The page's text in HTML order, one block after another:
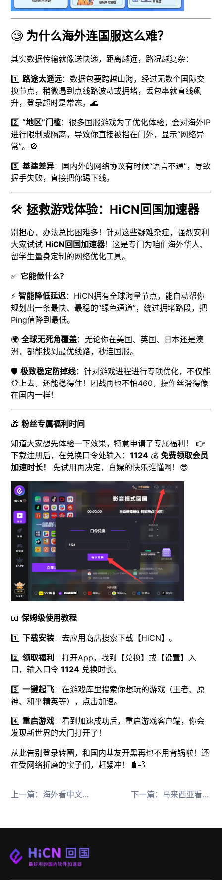
🧐 为什么海外连国服这么难？
其实数据传输就像送快递，距离越远，路况越复杂：
1️⃣路途太遥远：数据包要跨越山海，经过无数个国际交
换节点，稍微遇到点线路波动或拥堵，丢包率就直线飙
升，登录超时是常态。🌊
2️⃣“地区”门槛：很多国服游戏为了优化体验，会对海外IP
进行限制或隔离，导致你直接被挡在门外，显示“网络异
常”。🚫
3️⃣基建差异：国内外的网络协议有时候“语言不通”，导致
握手失败，直接把你踢下线。
🛠️ 拯救游戏体验：HiCN回国加速器
别担心，办法总比困难多！针对这些疑难杂症，强烈安利
大家试试 HiCN回国加速器！这是专门为咱们海外华人、
留学生量身定制的网络优化工具。
✅ 它能做什么？
⚡智能降低延迟：HiCN拥有全球海量节点，能自动帮你
规划出一条最快、最稳的“绿色通道”，绕过拥堵路段，把
Ping值降到最低。
🌍全球无死角覆盖：无论你在美国、英国、日本还是澳
洲，都能找到最优线路，秒连国服。
🛡️极致稳定防掉线：针对游戏进程进行专项优化，不仅能
登上去，还能稳得住！团战再也不怕460，操作丝滑得像
在国内一样！
🎁粉丝专属福利时间
知道大家想先体验一下效果，特意申请了专属福利！ 👉
下载注册后，在兑换口令处输入：1124 💰免费领取会员
加速时长！
先试用再决定，白嫖的快乐谁懂啊！😎
📖保姆级使用教程
1️⃣下载安装：去应用商店搜索下载【HiCN】。
2️⃣领取福利 ：打开App，找到【兑换】或【设置】入
口，输入口令1124 兑换时长。
3️⃣一键起飞：在游戏库里搜索你想玩的游戏（王者、原
神、和平精英等），点击加速。
4️⃣ 重启游戏：看到加速成功后，重启游戏客户端，你会
发现新世界的大门打开了！
从此告别登录转圈，和国内基友开黑再也不用背锅啦！还
在受网络折磨的宝子们，赶紧冲！🐛💨
上一篇： 海外看中文直播卡顿怎么办？HiCN回国加速器一键解决延迟烦恼 下一篇： 马来西亚看不了红果短剧？HiCN回国加速器一键解决播放限制